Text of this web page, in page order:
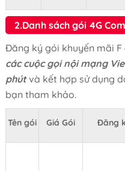
2.Danh sách gói 4G
Đăng ký gói khuyến mãi
các cuộc gọi nội mạng
phútvà kết hợp sử dụng
bạn tham khảo.
Tên gói Giá Gói Đăng